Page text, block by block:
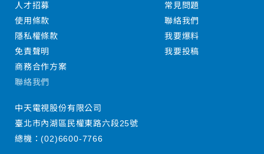
人才招募
使用條款
隱私權條款
免責聲明
商務合作方案
常見問題
聯絡我們
我要爆料
我要投稿
聯絡我們
中天電視股份有限公司
臺北市內湖區民權東路六段25號
總機：(02)6600-7766